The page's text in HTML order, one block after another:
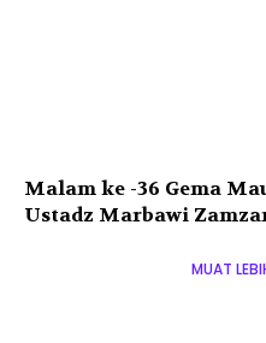
Malam ke -36 Gema
Ustadz Marbawi
MUAT